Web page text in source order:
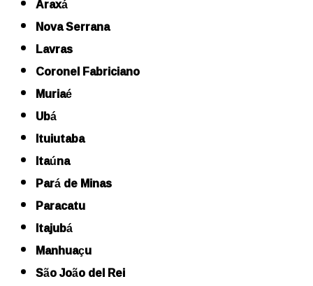
Araxá
Nova Serrana
Lavras
Coronel Fabriciano
Muriaé
Ubá
Ituiutaba
Itaúna
Pará de Minas
Paracatu
Itajubá
Manhuaçu
São João del Rei